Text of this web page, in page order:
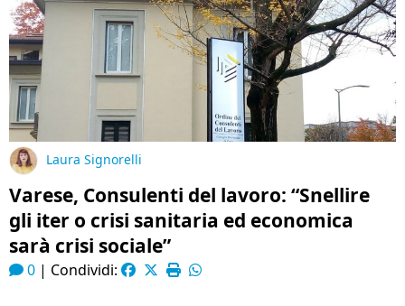
Laura Signorelli
Varese, Consulenti del lavoro: “Snellire
gli iter o crisi sanitaria ed economica
sarà crisi sociale”
0 | Condividi: